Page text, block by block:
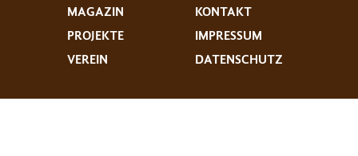
MAGAZIN
PROJEKTE
VEREIN
KONTAKT
IMPRESSUM
DATENSCHUTZ